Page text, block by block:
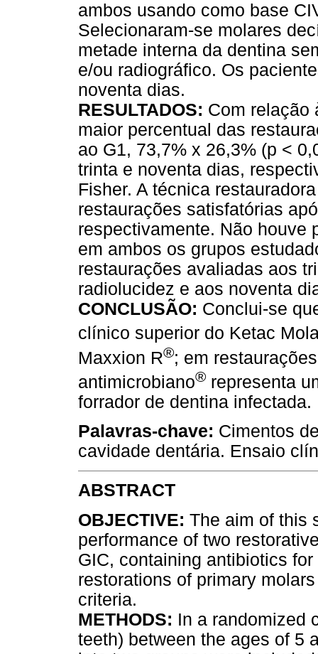
ambos usando como base
Selecionaram-se molares
metade interna da dentina
e/ou radiográfico. Os
noventa dias.
RESULTADOS: Com relação
maior percentual das
ao G1, 73,7% x 26,3% (p <
trinta e noventa dias,
Fisher. A técnica
restaurações satisfatórias
respectivamente. Não houve
em ambos os grupos
restaurações avaliadas aos
radiolucidez e aos noventa
CONCLUSÃO: Conclui-se
clínico superior do Ketac
Maxxion R®; em
antimicrobiano® representa
forrador de dentina infectada.
Palavras-chave: Cimentos
cavidade dentária. Ensaio
ABSTRACT
OBJECTIVE: The aim of this
performance of two
GIC, containing antibiotics
restorations of primary
criteria.
METHODS: In a randomized
teeth) between the ages of 5